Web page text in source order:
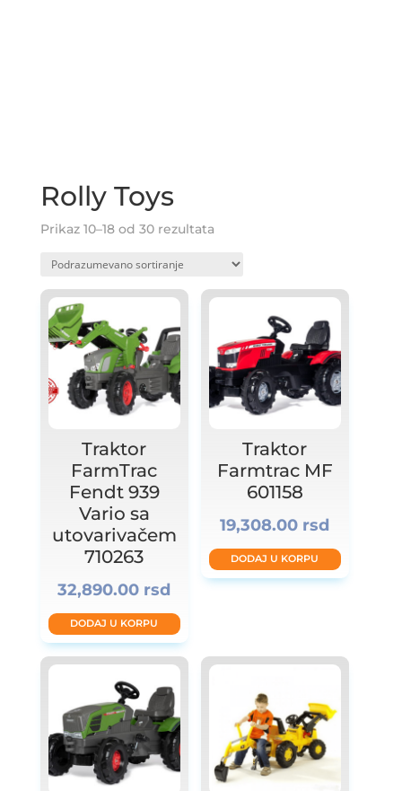
Rolly Toys
Prikaz 10–18 od 30 rezultata
Traktor
FarmTrac
Fendt 939
Vario sa
utovarivačem
710263
32,890.00 rsd
DODAJ U KORPU
Traktor
Farmtrac MF
601158
19,308.00 rsd
DODAJ U KORPU